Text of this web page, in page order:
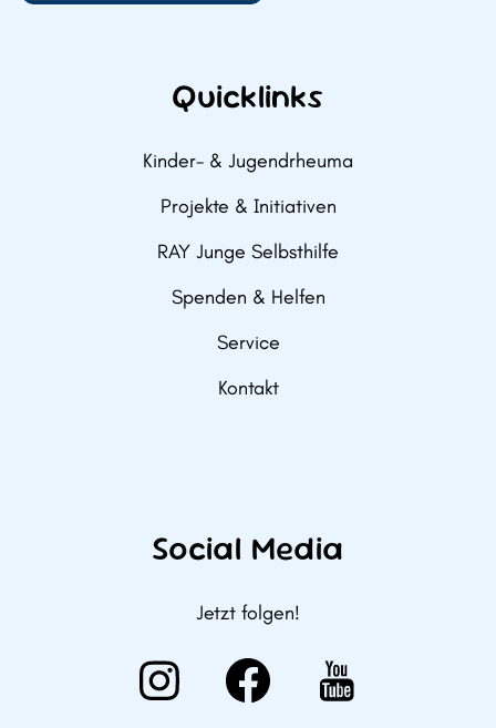
Quicklinks
Kinder- & Jugendrheuma
Projekte & Initiativen
RAY Junge Selbsthilfe
Spenden & Helfen
Service
Kontakt
Social Media
Jetzt folgen!